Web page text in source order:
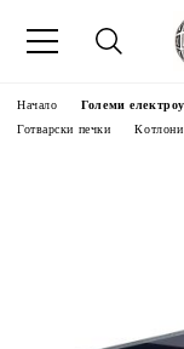
Начало Големи
Готварски печки
Котлони